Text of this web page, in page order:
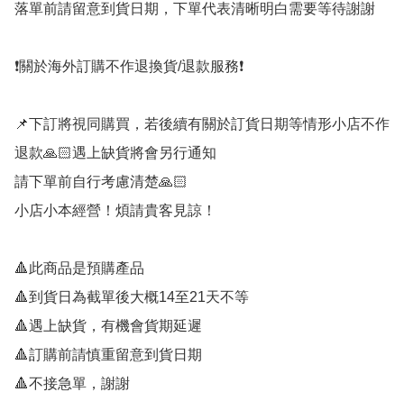
落單前請留意到貨日期，下單代表清晰明白需要等待謝謝
❗️關於海外訂購不作退換貨/退款服務❗️
📌下訂將視同購買，若後續有關於訂貨日期等情形小店不作
退款🙏🏻遇上缺貨將會另行通知
請下單前自行考慮清楚🙏🏻
小店小本經營！煩請貴客見諒！
🔺此商品是預購產品
🔺到貨日為截單後大概14至21天不等
🔺遇上缺貨，有機會貨期延遲
🔺訂購前請慎重留意到貨日期
🔺不接急單，謝謝